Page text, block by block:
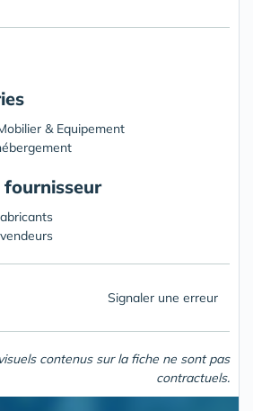
& Equipement
Signaler une erreur
contenus sur la fiche ne sont pas
contractuels.